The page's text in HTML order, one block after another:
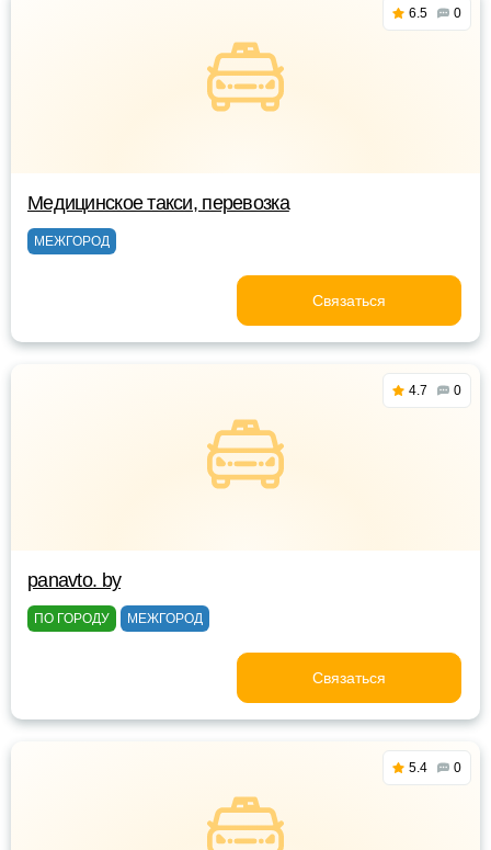
6.5 0
Медицинское такси, перевозка
МЕЖГОРОД
Связаться
4.7 0
panavto. by
ПО ГОРОДУ МЕЖГОРОД
Связаться
5.4 0